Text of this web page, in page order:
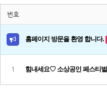
번호
홈페이지 방문을 환영 합니다.
1 힘내세요♡ 소상공인 페스티벌